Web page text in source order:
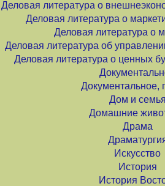
Деловая литература о
Деловая литература о
Деловая литература о
Деловая литература об
Деловая литература о ценных
Документальное,
Дом и семья
Домашние
Драма
Искусство
История
История